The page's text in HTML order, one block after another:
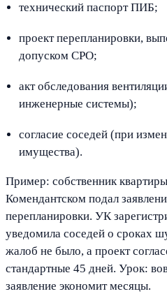
технический паспорт ПИБ;
проект перепланировки,
допуском СРО;
акт обследования
инженерные системы);
согласие соседей (при
имущества).
Пример: собственник
Комендантском подал
перепланировки. УК
уведомила соседей о сроках
жалоб не было, а проект
стандартные 45 дней. Урок:
заявление экономит месяцы.